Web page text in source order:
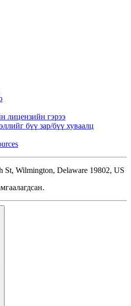
лицензийн гэрээ
бүү зар/бүү хуваалц
St, Wilmington, Delaware 19802, US